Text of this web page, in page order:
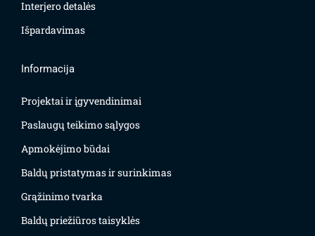
Interjero detalės
Išpardavimas
Informacija
Projektai ir įgyvendinimai
Paslaugų teikimo sąlygos
Apmokėjimo būdai
Baldų pristatymas ir surinkimas
Grąžinimo tvarka
Baldų priežiūros taisyklės